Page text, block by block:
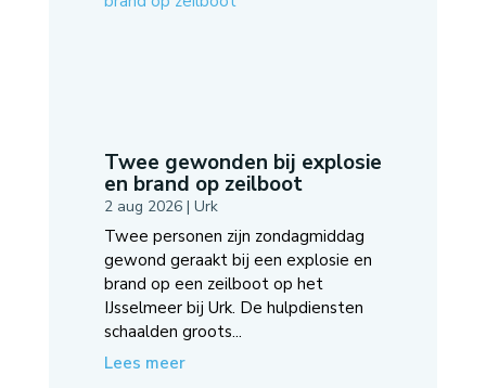
Twee gewonden bij explosie
en brand op zeilboot
2 aug 2026| Urk
Twee personen zijn zondagmiddag
gewond geraakt bij een explosie en
brand op een zeilboot op het
IJsselmeer bij Urk. De hulpdiensten
schaalden groots...
Lees meer